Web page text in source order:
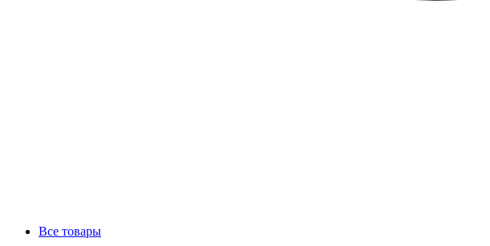
Все товары